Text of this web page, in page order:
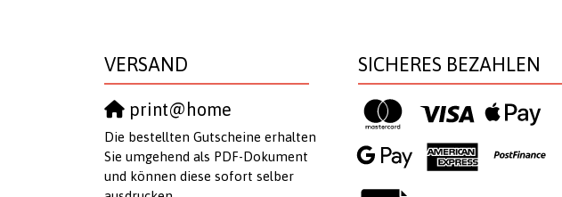
VERSAND
print@home
Die bestellten Gutscheine erhalten
Sie umgehend als PDF-Dokument
und können diese sofort selber
SICHERES BEZAHLEN